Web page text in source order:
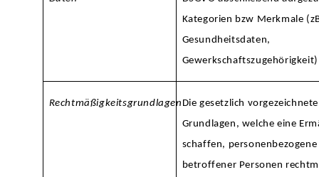
Kategorien bzw Merkmale
Gesundheitsdaten,
Rechtmäßigkeitsgrundlagen Die gesetzlich
Grundlagen, welche eine
schaffen, personenbezogene
betroffener Personen